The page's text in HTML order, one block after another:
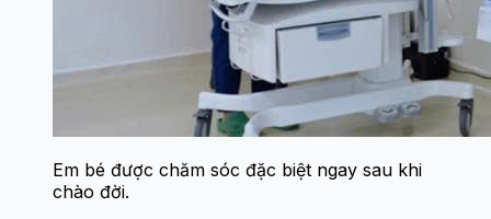
Em bé được chăm sóc đặc biệt ngay sau khi
chào đời.